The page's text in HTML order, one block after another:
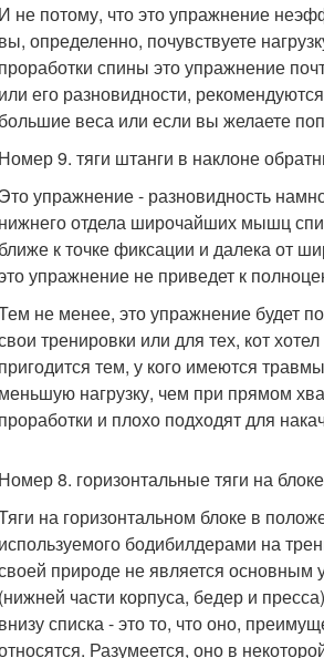
И не потому, что это упражнение
вы, определенно, почувствуете
проработки спины это упражнение
или его разновидности,
большие веса или если вы желаете
Номер 9. тяги штанги в наклоне
Это упражнение - разновидность
нижнего отдела широчайших мышц
ближе к точке фиксации и далека от
упражнение не приведет к
не менее, это упражнение будет
тренировки или для тех, кот
пригодится тем, у кого имеются
меньшую нагрузку, чем при прямом
проработки и плохо подходят для
Номер 8. горизонтальные тяги на
на горизонтальном блоке в
используемого бодибилдерами на
природе не является основным
(нижней части корпуса, бедер и
внизу списка - это то, что оно,
Разумеется, оно в